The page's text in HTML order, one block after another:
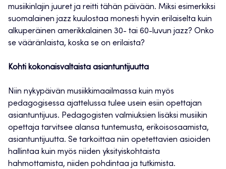
musiikinlajin juuret ja reitti tähän päivään. Miksi esimerkiksi
suomalainen jazz kuulostaa monesti hyvin erilaiselta kuin
alkuperäinen amerikkalainen 30- tai 60-luvun jazz? Onko
se vääränlaista, koska se on erilaista?
Kohti kokonaisvaltaista asiantuntijuutta
Niin nykypäivän musiikkimaailmassa kuin myös
pedagogisessa ajattelussa tulee usein esiin opettajan
asiantuntijuus. Pedagogisten valmiuksien lisäksi musiikin
opettaja tarvitsee alansa tuntemusta, erikoisosaamista,
asiantuntijuutta. Se tarkoittaa niin opetettavien asioiden
hallintaa kuin myös niiden yksityiskohtaista
hahmottamista, niiden pohdintaa ja tutkimista.